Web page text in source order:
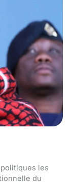
politiques les
du